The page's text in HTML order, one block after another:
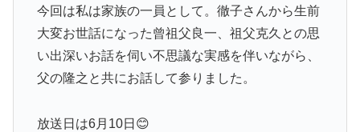
今回は私は家族の一員として。徹子さんから生前
大変お世話になった曾祖父良一、祖父克久との思
い出深いお話を伺い不思議な実感を伴いながら、
父の隆之と共にお話して参りました。
放送日は6月10日😊